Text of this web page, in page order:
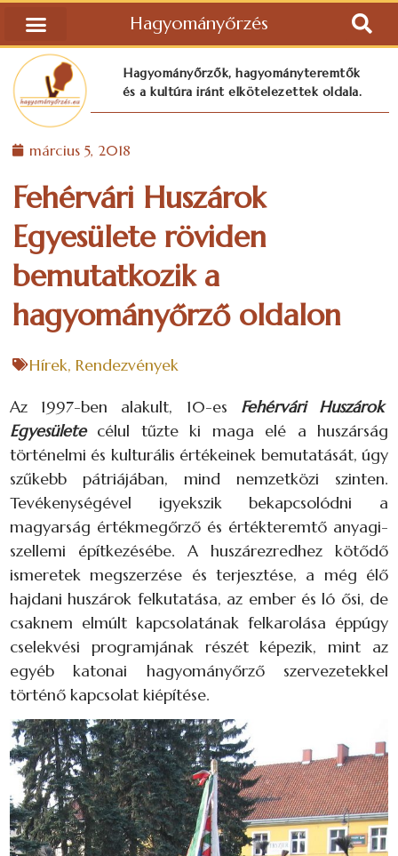
Hagyományőrzés
Hagyományőrzők, hagyományteremtők
és a kultúra iránt elkötelezettek oldala.
március 5, 2018
Fehérvári Huszárok
Egyesülete röviden
bemutatkozik a
hagyományőrző oldalon
Hírek,Rendezvények
Az 1997-ben alakult, 10-es Fehérvári Huszárok
Egyesületecélul tűzte ki maga elé a huszárság
történelmi és kulturális értékeinek bemutatását, úgy
szűkebb pátriájában, mind nemzetközi szinten.
Tevékenységével igyekszik bekapcsolódni a
magyarság értékmegőrző és értékteremtő anyagi-
szellemi építkezésébe. A huszárezredhez kötődő
ismeretek megszerzése és terjesztése, a még élő
hajdani huszárok felkutatása, az ember és ló ősi, de
csaknem elmúlt kapcsolatának felkarolása éppúgy
cselekvési programjának részét képezik, mint az
egyéb katonai hagyományőrző szervezetekkel
történő kapcsolat kiépítése.